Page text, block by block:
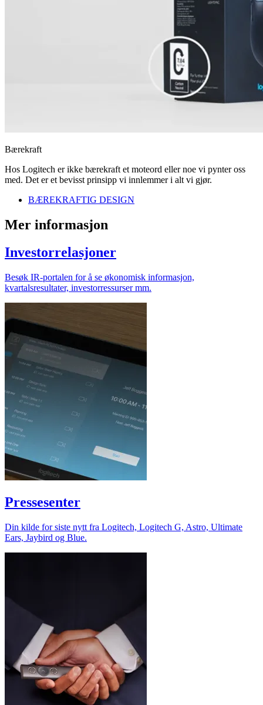
Bærekraft
Hos Logitech er ikke bærekraft et moteord eller noe vi pynter oss
med. Det er et bevisst prinsipp vi innlemmer i alt vi gjør.
BÆREKRAFTIG DESIGN
Mer informasjon
Investorrelasjoner
Besøk IR-portalen for å se økonomisk informasjon,
kvartalsresultater, investorressurser mm.
Pressesenter
Din kilde for siste nytt fra Logitech, Logitech G, Astro, Ultimate
Ears, Jaybird og Blue.